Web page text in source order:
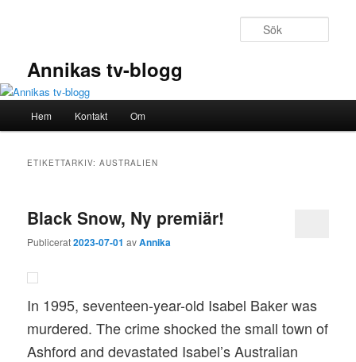
Annikas tv-blogg
Hem Kontakt Om
ETIKETTARKIV:AUSTRALIEN
Black Snow, Ny premiär!
Publicerat2023-07-01 avAnnika
In 1995, seventeen-year-old Isabel Baker was
murdered. The crime shocked the small town of
Ashford and devastated Isabel’s Australian